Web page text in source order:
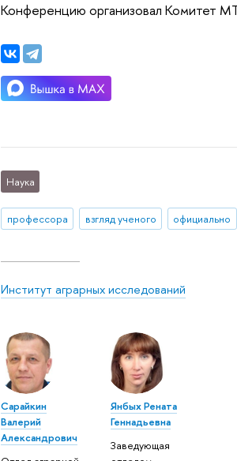
Конференцию организовал Комитет
Наука
профессора взгляд ученого официально
Институт аграрных исследований
Сарайкин
Валерий
Александрович
Янбых Рената
Геннадьевна
Заведующая